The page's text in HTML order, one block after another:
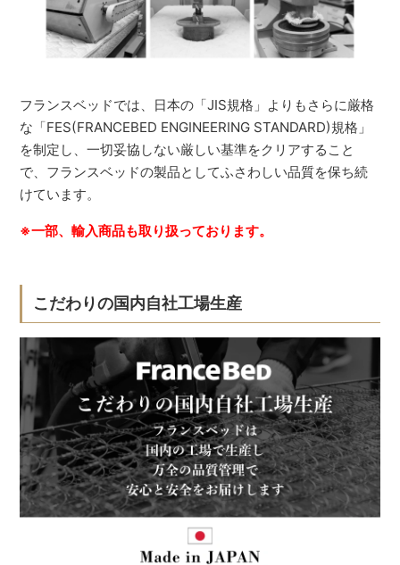
フランスベッドでは、日本の「JIS規格」よりもさらに厳格
な「FES(FRANCEBED ENGINEERING STANDARD)規格」
を制定し、一切妥協しない厳しい基準をクリアすること
で、フランスベッドの製品としてふさわしい品質を保ち続
けています。
※一部、輸入商品も取り扱っております。
こだわりの国内自社工場生産